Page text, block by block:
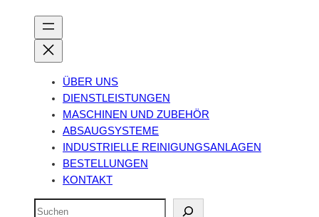
ÜBER UNS
DIENSTLEISTUNGEN
MASCHINEN UND ZUBEHÖR
ABSAUGSYSTEME
INDUSTRIELLE REINIGUNGSANLAGEN
BESTELLUNGEN
KONTAKT
Suchen